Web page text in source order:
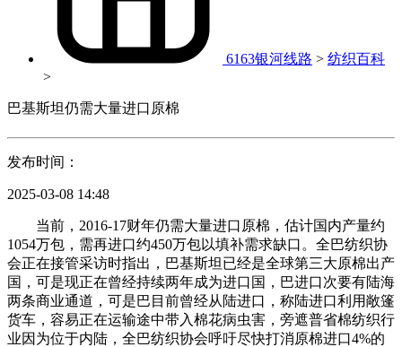
6163银河线路 > 纺织百科
>
巴基斯坦仍需大量进口原棉
发布时间：
2025-03-08 14:48
当前，2016-17财年仍需大量进口原棉，估计国内产量约
1054万包，需再进口约450万包以填补需求缺口。全巴纺织协
会正在接管采访时指出，巴基斯坦已经是全球第三大原棉出产
国，可是现正在曾经持续两年成为进口国，巴进口次要有陆海
两条商业通道，可是巴目前曾经从陆进口，称陆进口利用敞篷
货车，容易正在运输途中带入棉花病虫害，旁遮普省棉纺织行
业因为位于内陆，全巴纺织协会呼吁尽快打消原棉进口4%的